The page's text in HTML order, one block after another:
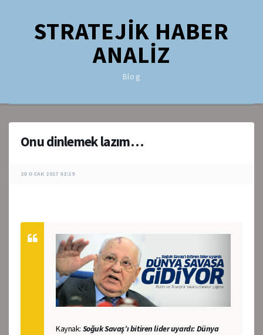
STRATEJİK HABER
ANALİZ
Blog
Onu dinlemek lazım…
28 OCAK 2017 02:19
Kaynak: Soğuk Savaş’ı bitiren lider uyardı: Dünya